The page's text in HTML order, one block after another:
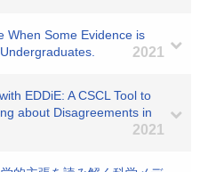
When Some Evidence is
2021
EDDiE: A CSCL Tool to
about Disagreements in
2021